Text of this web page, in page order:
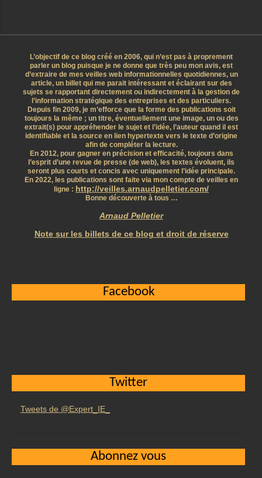
L’objectif de ce blog créé en 2006, qui n’est pas à proprement
parler un blog puisque je ne donne que très peu mon avis, est
d’extraire de mes veilles web informationnelles quotidiennes, un
article, un billet qui me parait intéressant et éclairant sur des
sujets se rapportant directement ou indirectement à la gestion de
l’information stratégique des entreprises et des particuliers.
Depuis fin 2009, je m’efforce que la forme des publications soit
toujours la même ; un titre, éventuellement une image, un ou des
extrait(s) pour appréhender le sujet et l’idée, l’auteur quand il est
identifiable et la source en lien hypertexte vers le texte d’origine
afin de compléter la lecture.
En 2012, pour gagner en précision et efficacité, toujours dans
l’esprit d’une revue de presse (de web), les textes évoluent, ils
seront plus courts et concis avec uniquement l’idée principale.
En 2022, les publications sont faite via mon compte de veilles en
ligne : http://veilles.arnaudpelletier.com/
Bonne découverte à tous …
Arnaud Pelletier
Note sur les billets de ce blog et droit de réserve
Facebook
Twitter
Tweets de @Expert_IE_
Abonnez vous